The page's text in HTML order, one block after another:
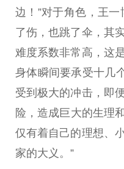
边！”对于角色，王
了伤，也跳了伞，其
难度系数非常高，这
身体瞬间要承受十几
受到极大的冲击，即
险，造成巨大的生理
仅有着自己的理想、
家的大义。”